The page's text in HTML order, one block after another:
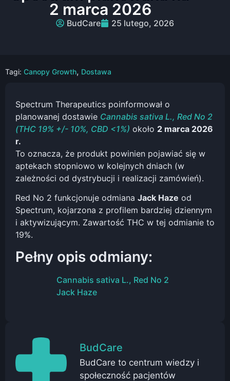
2 marca 2026
BudCare 25 lutego, 2026
Tagi: Canopy Growth, Dostawa
Spectrum Therapeutics poinformował o
planowanej dostawie Cannabis sativa L., Red No 2
(THC 19% +/- 10%, CBD <1%) około 2 marca 2026
r.
To oznacza, że produkt powinien pojawiać się w
aptekach stopniowo w kolejnych dniach (w
zależności od dystrybucji i realizacji zamówień).
Red No 2 funkcjonuje odmiana Jack Haze od
Spectrum, kojarzona z profilem bardziej dziennym
i aktywizującym. Zawartość THC w tej odmianie to
19%.
Pełny opis odmiany:
Cannabis sativa L., Red No 2
Jack Haze
BudCare
BudCare to centrum wiedzy i
społeczność pacjentów